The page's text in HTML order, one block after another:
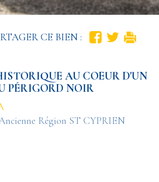
CE BIEN :
AU COEUR D'UN
PÉRIGORD NOIR
Région ST CYPRIEN